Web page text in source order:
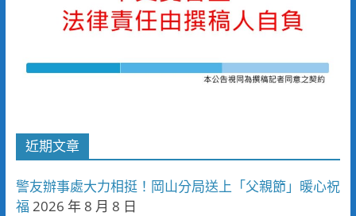
近期文章
警友辦事處大力相挺！岡山分局送上「父親節」暖心祝
福 2026 年 8 月 8 日